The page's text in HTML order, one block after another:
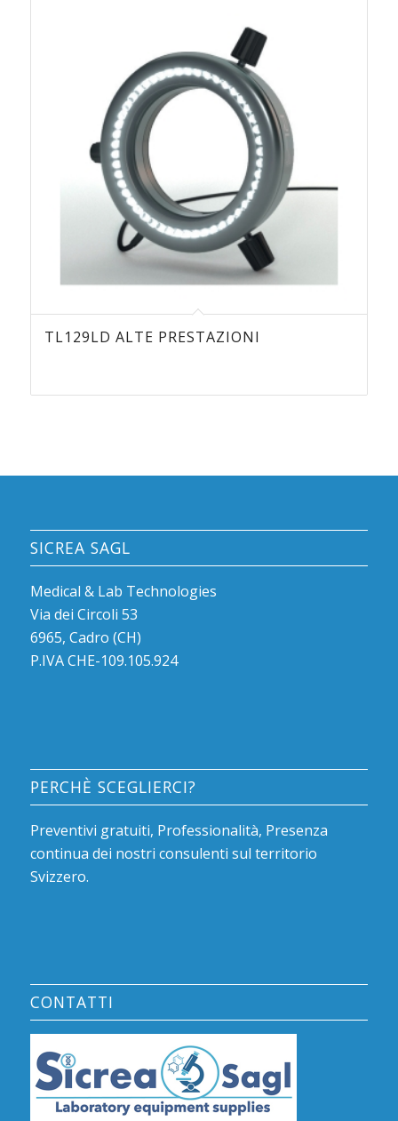
TL129LD ALTE PRESTAZIONI
SICREA SAGL
Medical & Lab Technologies
Via dei Circoli 53
6965, Cadro (CH)
P.IVA CHE-109.105.924
PERCHÈ SCEGLIERCI?
Preventivi gratuiti, Professionalità, Presenza
continua dei nostri consulenti sul territorio
Svizzero.
CONTATTI